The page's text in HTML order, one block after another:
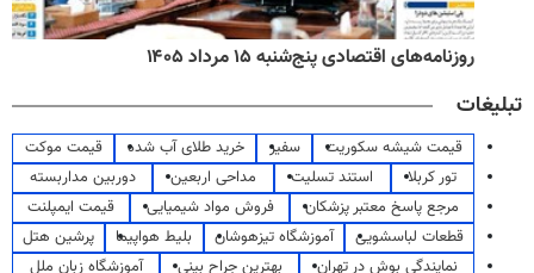
روزنامه‌های اقتصادی پنج‌شنبه ۱۵ مرداد ۱۴۰۵
تبلیغات
قیمت شیشه سکوریت سفیر خرید طلای آب شده
قیمت موکت
تور کربلا
استند تسلیت مداحی اربعین
دوربین مداربسته
مرجع پاسخ معتبر پزشکان
فروش مواد شیمیایی
قیمت ایمپلنت
قطعات لباسشویی
آموزشگاه تیزهوشان بلیط هواپیما
پرشین هتل
نمایندگی بوش در تهران
بهترین جراح بینی
آموزشگاه زبان ملل